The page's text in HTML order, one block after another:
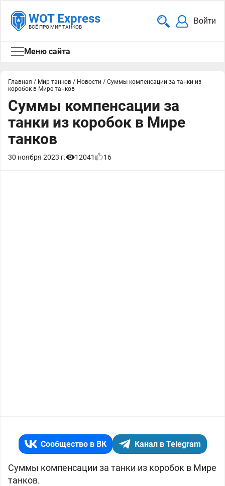
WOT Express
ВСЁ ПРО МИР ТАНКОВ
Войти
Меню сайта
Главная / Мир танков / Новости / Суммы компенсации за танки из
коробок в Мире танков
Суммы компенсации за
танки из коробок в Мире
танков
30 ноября 2023 г. 12041 16
Сообщество в ВК Канал в Telegram
Суммы компенсации за танки из коробок в Мире
танков.